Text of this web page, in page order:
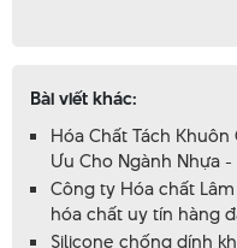
Bài viết khác:
Hóa Chất Tách Khuôn
Ưu Cho Ngành Nhựa
Công ty Hóa chất
hóa chất uy tín hàng
Silicone chống dính